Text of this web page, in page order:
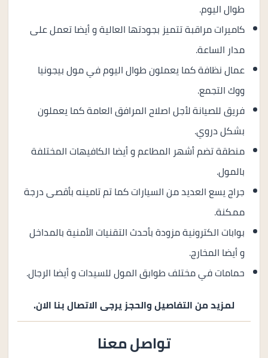
طوال اليوم.
كاميرات مراقبة تتميز بجودتها العالية و أيضا تعمل على
مدار الساعة.
عمال نظافة كما يعملون طوال اليوم في مول بيجونيا
ووك التجمع.
فريق للصيانة لأجل اصلاح المرافق العامة كما يعملون
بشكل دروي.
منطقة تضم أشهر المطاعم و أيضا الكافيهات المختلفة
بالمول.
جراج يسع العديد من السيارات كما تم تامينه بأقصى درجة
ممكنة.
بوابات الكترونية مزودة بأحدث التقنيات الأمنية بالمداخل
و أيضا المخارج.
حمامات في مختلف طوابق المول للسيدات و أيضا الرجال.
لمزيد من التفاصيل والحجز يرجى الاتصال بنا الان.
تواصل معنا